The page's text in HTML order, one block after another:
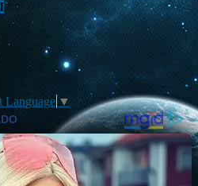
Language ▼